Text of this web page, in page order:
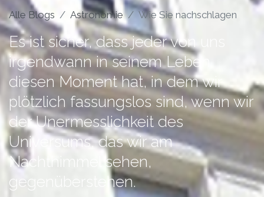
Alle Blogs Astronomie Wie Sie nachschlagen
Es ist sicher, dass jeder von uns
irgendwann in seinem Leben
diesen Moment hat, in dem wir
plötzlich fassungslos sind, wenn wir
der Unermesslichkeit des
Universums, das wir am
Nachthimmel sehen,
gegenüberstehen.